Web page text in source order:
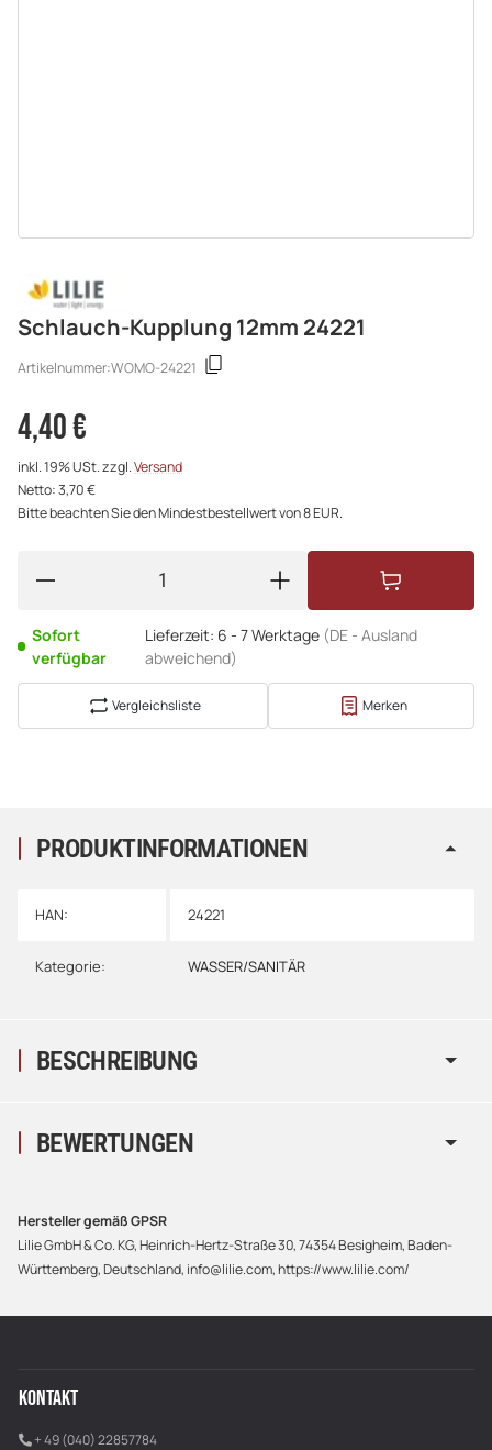
Schlauch-Kupplung 12mm 24221
Artikelnummer:WOMO-24221
4,40 €
inkl. 19% USt. zzgl.Versand
Netto: 3,70 €
Bitte beachten Sie den Mindestbestellwert von 8 EUR.
Sofort
verfügbar
Lieferzeit: 6 - 7 Werktage (DE - Ausland
abweichend)
Vergleichsliste Merken
PRODUKTINFORMATIONEN
HAN: 24221
Kategorie: WASSER/SANITÄR
BESCHREIBUNG
BEWERTUNGEN
Hersteller gemäß GPSR
Lilie GmbH & Co. KG, Heinrich-Hertz-Straße 30, 74354 Besigheim, Baden-
Württemberg, Deutschland, info@lilie.com, https://www.lilie.com/
KONTAKT
+ 49 (040) 22857784